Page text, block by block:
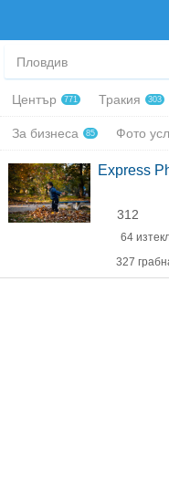
Пловдив
Център 771 Тракия 303
За бизнеса 85 Фото
Express
312
64
327